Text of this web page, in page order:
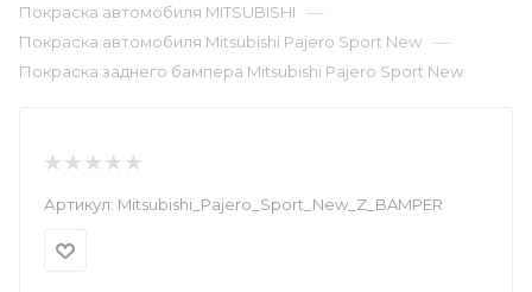
Покраска автомобиля MITSUBISHI —
Покраска автомобиля Mitsubishi Pajero Sport New —
Покраска заднего бампера Mitsubishi Pajero Sport New
Артикул: Mitsubishi_Pajero_Sport_New_Z_BAMPER